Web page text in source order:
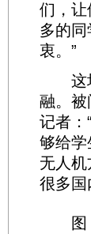
们，让
多的
衷。”
这场
融。被
记者：
够给学
无人
很多国
图：